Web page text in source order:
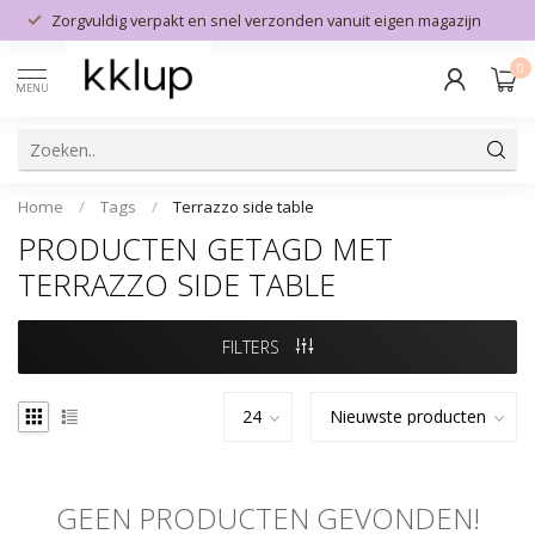
Zorgvuldig verpakt en snel verzonden vanuit eigen magazijn
MENU
0
Home / Tags / Terrazzo side table
PRODUCTEN GETAGD MET
TERRAZZO SIDE TABLE
FILTERS
GEEN PRODUCTEN GEVONDEN!